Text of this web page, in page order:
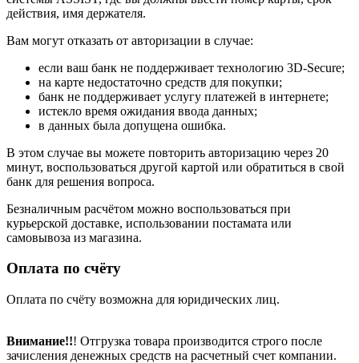
действия, имя держателя.
Вам могут отказать от авторизации в случае:
если ваш банк не поддерживает технологию 3D-Secure;
на карте недостаточно средств для покупки;
банк не поддерживает услугу платежей в интернете;
истекло время ожидания ввода данных;
в данных была допущена ошибка.
В этом случае вы можете повторить авторизацию через 20
минут, воспользоваться другой картой или обратиться в свой
банк для решения вопроса.
Безналичным расчётом можно воспользоваться при
курьерской доставке, использовании постамата или
самовывоза из магазина.
Оплата по счёту
Оплата по счёту возможна для юридических лиц.
Внимание!!! Отгрузка товара производится строго после
зачисления денежных средств на расчетный счет компании.